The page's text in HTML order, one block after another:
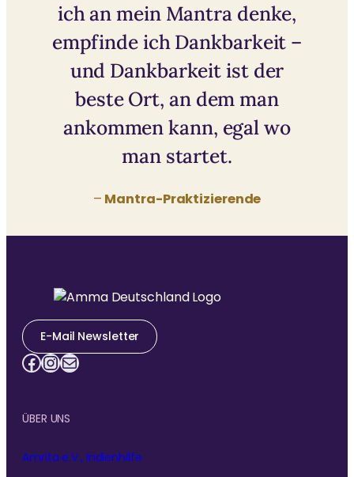
ich an mein Mantra denke,
empfinde ich Dankbarkeit –
und Dankbarkeit ist der
beste Ort, an dem man
ankommen kann, egal wo
man startet.
– Mantra-Praktizierende
E-Mail Newsletter
Facebook InstagramE-Mail
ÜBER UNS
Amrita e.V., Indienhilfe